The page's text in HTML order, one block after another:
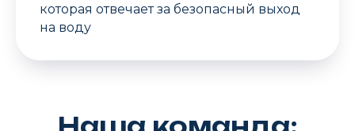
которая отвечает за безопасный выход
на воду